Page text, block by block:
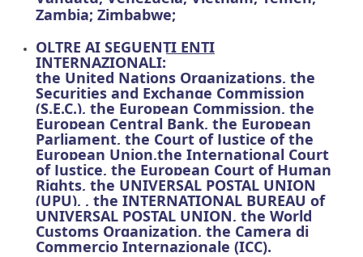
Zambia; Zimbabwe;
OLTRE AI SEGUENTI ENTI
INTERNAZIONALI:
the United Nations Organizations, the
Securities and Exchange Commission
(S.E.C.), the European Commission, the
European Central Bank, the European
Parliament, the Court of Justice of the
European Union,the International Court
of Justice, the European Court of Human
Rights, the UNIVERSAL POSTAL UNION
(UPU), , the INTERNATIONAL BUREAU of
UNIVERSAL POSTAL UNION, the World
Customs Organization, the Camera di
Commercio Internazionale (ICC).